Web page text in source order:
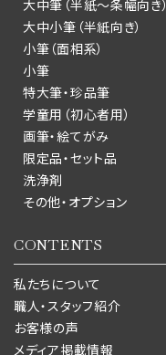
大中筆（半紙～条幅向き）
大中小筆（半紙向き）
小筆（面相系）
小筆
特大筆・珍品筆
学童用（初心者用）
画筆・絵てがみ
限定品・セット品
洗浄剤
その他・オプション
CONTENTS
私たちについて
職人・スタッフ紹介
お客様の声
メディア掲載情報